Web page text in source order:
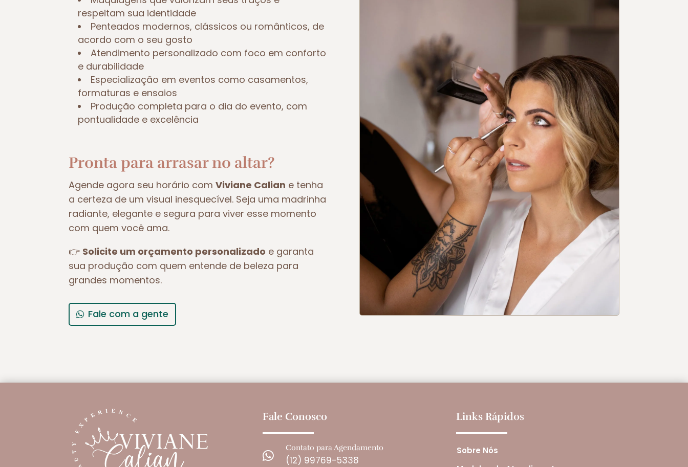
respeitam sua identidade
Penteados modernos, clássicos ou românticos, de
acordo com o seu gosto
Atendimento personalizado com foco em conforto
e durabilidade
Especialização em eventos como casamentos,
formaturas e ensaios
Produção completa para o dia do evento, com
pontualidade e excelência
Pronta para arrasar no altar?
Agende agora seu horário comViviane Calian e tenha
a certeza de um visual inesquecível. Seja uma madrinha
radiante, elegante e segura para viver esse momento
com quem você ama.
👉 Solicite um orçamento personalizado e garanta
sua produção com quem entende de beleza para
grandes momentos.
Fale com a gente
Fale Conosco

Contato para Agendamento
(12) 99769-5338
Links Rápidos
Sobre Nós